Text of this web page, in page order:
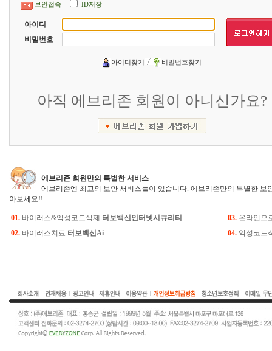
보안접속 ID저장
아이디
비밀번호
아이디찾기 비밀번호찾기
아직 에브리존 회원이 아니신가요?
에브리존 회원만의 특별한 서비스
에브리존엔 최고의 보안 서비스들이 있습니다. 에브리존만의 특별한 보
아보세요!!
01. 바이러스&악성코드삭제 터보백신인터넷시큐리티 03. 온라인으
02. 바이러스치료 터보백신Ai 04. 악성코드